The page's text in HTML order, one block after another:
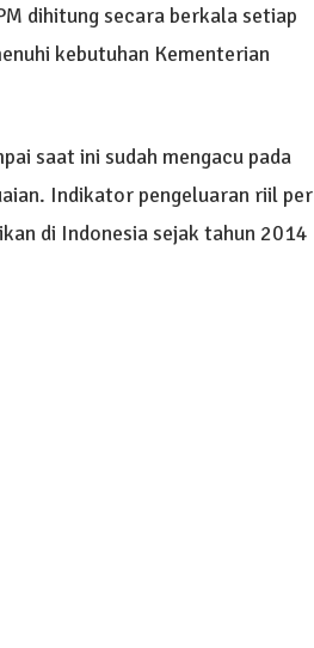
dihitung secara berkala setiap
kebutuhan Kementerian
saat ini sudah mengacu pada
Indikator pengeluaran riil per
di Indonesia sejak tahun 2014